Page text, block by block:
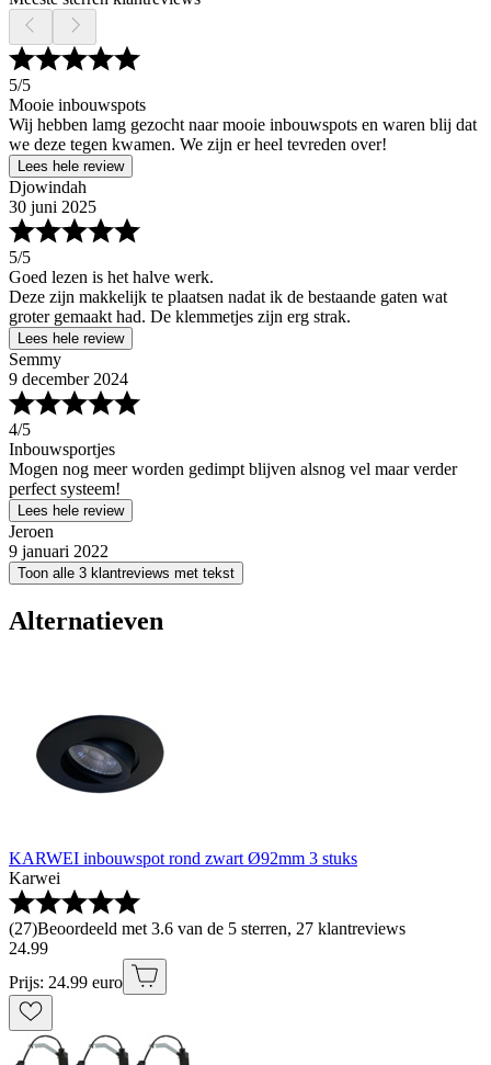
5/5
Mooie inbouwspots
Wij hebben lamg gezocht naar mooie inbouwspots en waren blij dat
we deze tegen kwamen. We zijn er heel tevreden over!
Lees hele review
Djowindah
30 juni 2025
5/5
Goed lezen is het halve werk.
Deze zijn makkelijk te plaatsen nadat ik de bestaande gaten wat
groter gemaakt had. De klemmetjes zijn erg strak.
Lees hele review
Semmy
9 december 2024
4/5
Inbouwsportjes
Mogen nog meer worden gedimpt blijven alsnog vel maar verder
perfect systeem!
Lees hele review
Jeroen
9 januari 2022
Toon alle 3 klantreviews met tekst
Alternatieven
KARWEI inbouwspot rond zwart Ø92mm 3 stuks
Karwei
(27)Beoordeeld met 3.6 van de 5 sterren, 27 klantreviews
24.99
Prijs: 24.99 euro